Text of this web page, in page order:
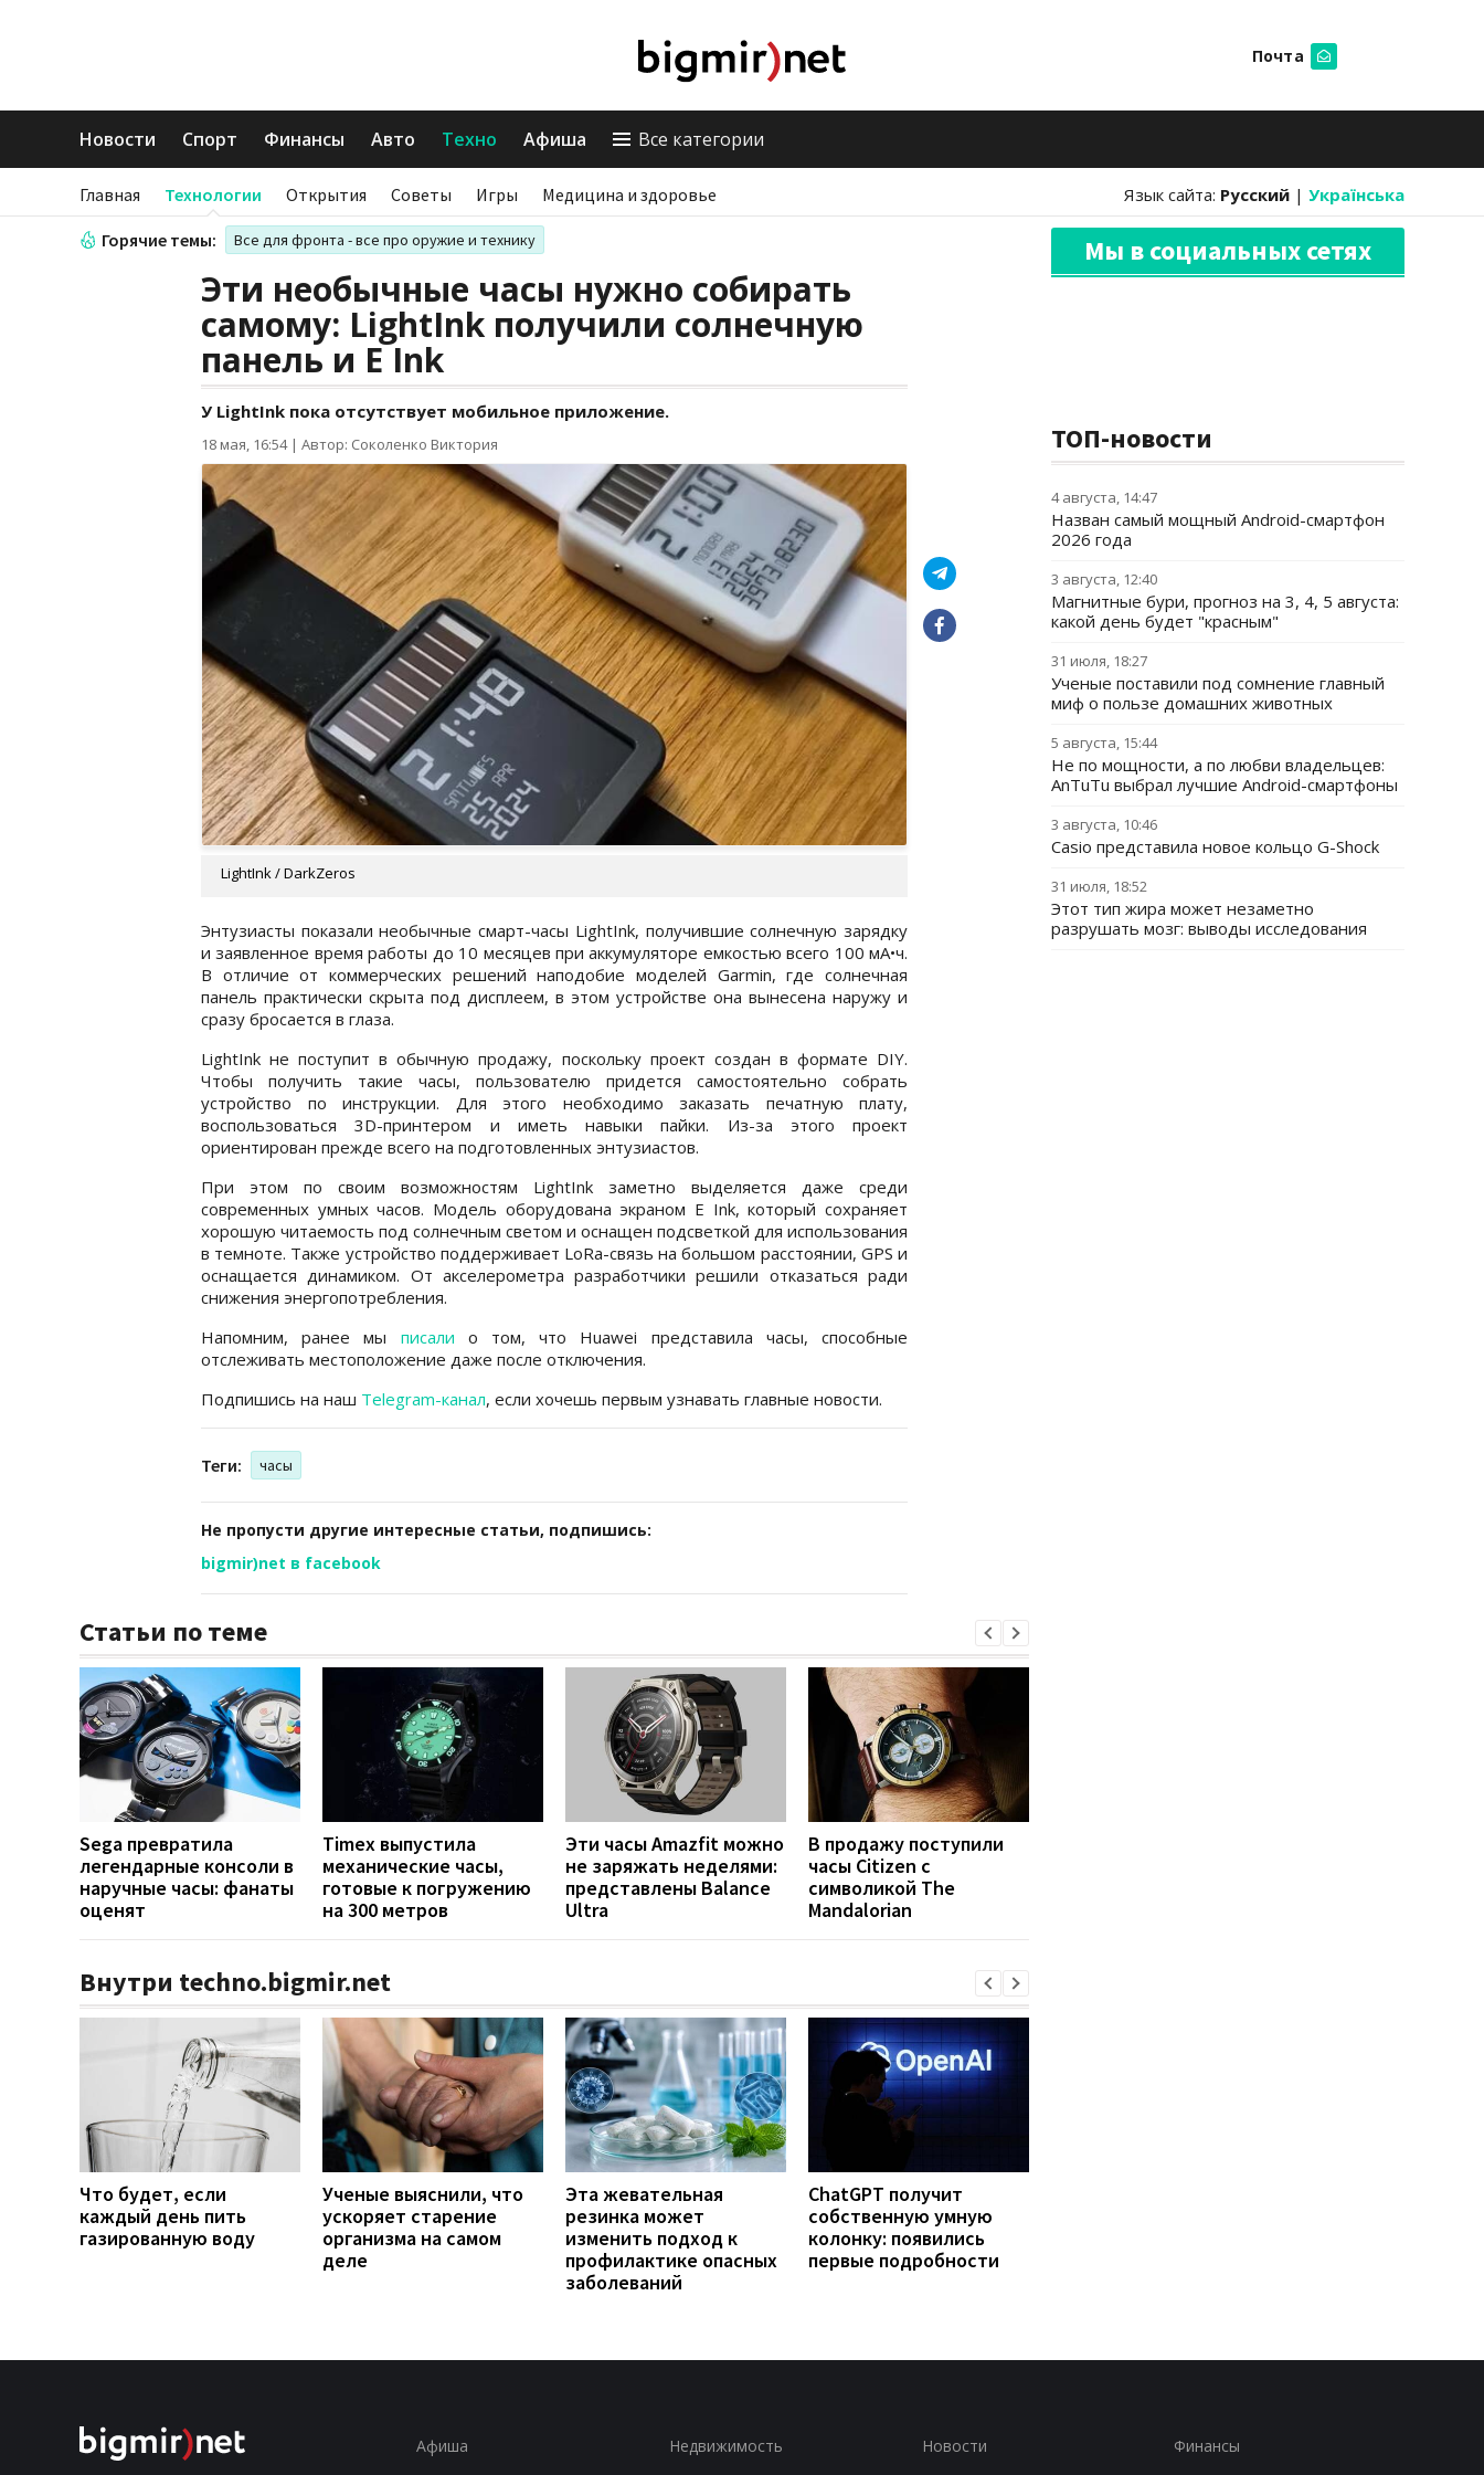
Почта
Новости Спорт Финансы Авто Техно Афиша Все категории
Главная Технологии Открытия Советы Игры Медицина и здоровье Язык сайта: Русский | Українська
Горячие темы: Все для фронта - все про оружие и технику
Эти необычные часы нужно собирать
самому: LightInk получили солнечную
панель и E Ink
У LightInk пока отсутствует мобильное приложение.
18 мая, 16:54| Автор: Соколенко Виктория
LightInk / DarkZeros
Энтузиасты показали необычные смарт-часы LightInk, получившие солнечную зарядку
и заявленное время работы до 10 месяцев при аккумуляторе емкостью всего 100 мА•ч.
В отличие от коммерческих решений наподобие моделей Garmin, где солнечная
панель практически скрыта под дисплеем, в этом устройстве она вынесена наружу и
сразу бросается в глаза.
LightInk не поступит в обычную продажу, поскольку проект создан в формате DIY.
Чтобы получить такие часы, пользователю придется самостоятельно собрать
устройство по инструкции. Для этого необходимо заказать печатную плату,
воспользоваться 3D-принтером и иметь навыки пайки. Из-за этого проект
ориентирован прежде всего на подготовленных энтузиастов.
При этом по своим возможностям LightInk заметно выделяется даже среди
современных умных часов. Модель оборудована экраном E Ink, который сохраняет
хорошую читаемость под солнечным светом и оснащен подсветкой для использования
в темноте. Также устройство поддерживает LoRa-связь на большом расстоянии, GPS и
оснащается динамиком. От акселерометра разработчики решили отказаться ради
снижения энергопотребления.
Напомним, ранее мы писали о том, что Huawei представила часы, способные
отслеживать местоположение даже после отключения.
Подпишись на наш Telegram-канал, если хочешь первым узнавать главные новости.
Теги: часы
Не пропусти другие интересные статьи, подпишись:
bigmir)net в facebook
Статьи по теме
Sega превратила
легендарные консоли в
наручные часы: фанаты
оценят
Timex выпустила
механические часы,
готовые к погружению
на 300 метров
Эти часы Amazfit можно
не заряжать неделями:
представлены Balance
Ultra
В продажу поступили
часы Citizen с
символикой The
Mandalorian
Внутри techno.bigmir.net
Что будет, если
каждый день пить
газированную воду
Ученые выяснили, что
ускоряет старение
организма на самом
деле
Эта жевательная
резинка может
изменить подход к
профилактике опасных
заболеваний
ChatGPT получит
собственную умную
колонку: появились
первые подробности
Мы в социальных сетях
ТОП-новости
4 августа, 14:47
Назван самый мощный Android-смартфон
2026 года
3 августа, 12:40
Магнитные бури, прогноз на 3, 4, 5 августа:
какой день будет "красным"
31 июля, 18:27
Ученые поставили под сомнение главный
миф о пользе домашних животных
5 августа, 15:44
Не по мощности, а по любви владельцев:
AnTuTu выбрал лучшие Android-смартфоны
3 августа, 10:46
Casio представила новое кольцо G-Shock
31 июля, 18:52
Этот тип жира может незаметно
разрушать мозг: выводы исследования
Афиша Недвижимость Новости Финансы